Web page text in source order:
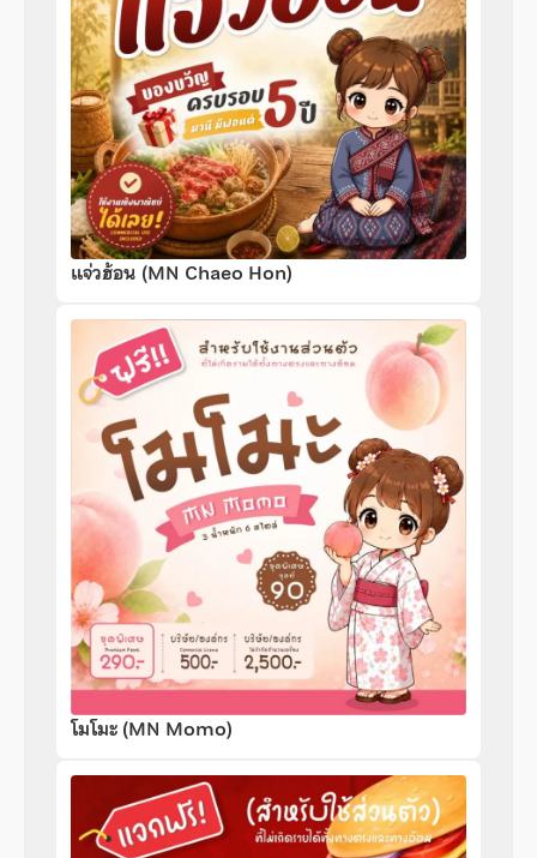
แจ่วฮ้อน (MN Chaeo Hon)
โมโมะ (MN Momo)